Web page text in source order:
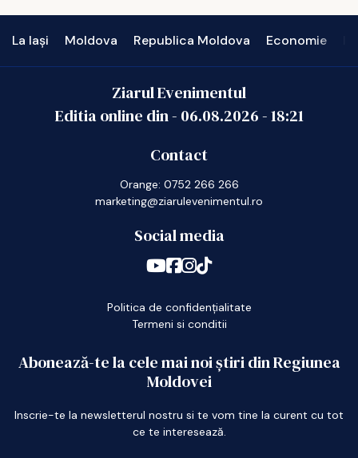
La Iași Moldova Republica Moldova Economie
Ziarul Evenimentul
Editia online din - 06.08.2026-18:21
Contact
Orange: 0752 266 266
marketing@ziarulevenimentul.ro
Social media
Politica de confidențialitate
Termeni si conditii
Abonează-te la cele mai noi știri din Regiunea
Moldovei
Inscrie-te la newsletterul nostru si te vom tine la curent cu tot
ce te interesează.